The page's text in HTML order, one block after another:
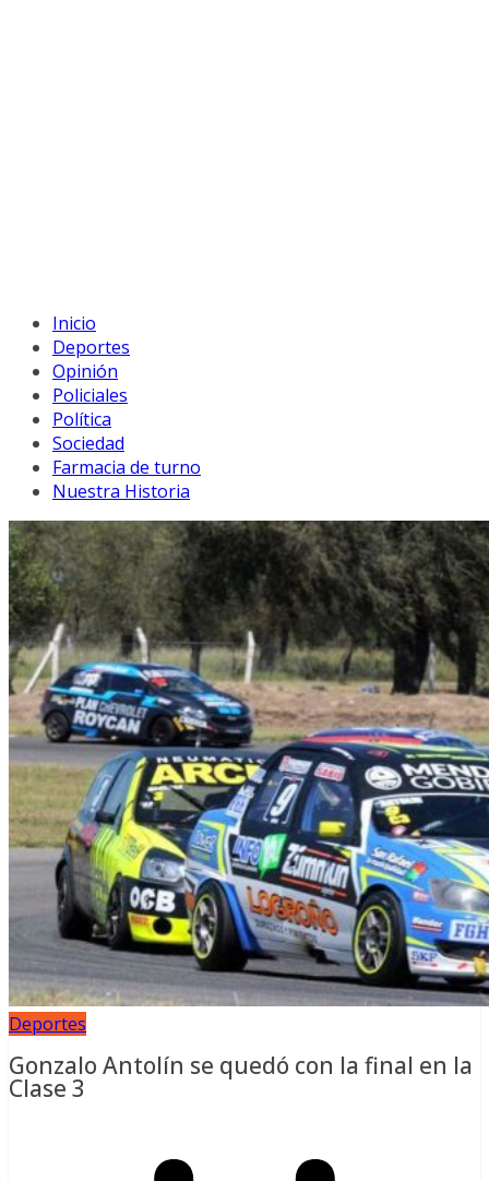
Inicio
Deportes
Opinión
Policiales
Política
Sociedad
Farmacia de turno
Nuestra Historia
Deportes
Gonzalo Antolín se quedó con la final en la
Clase 3